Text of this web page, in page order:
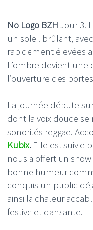
No Logo BZH Jour 3.
un soleil brûlant,
rapidement élevées
L’ombre devient
l’ouverture des
La journée débute
dont la voix douce
sonorités reggae.
Kubix. Elle est suivie
nous a offert un
bonne humeur
conquis un public
ainsi la chaleur
festive et dansante.